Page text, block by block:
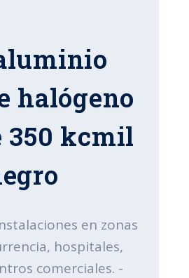
halógeno
350 kcmil
en zonas
hospitales,
comerciales. -